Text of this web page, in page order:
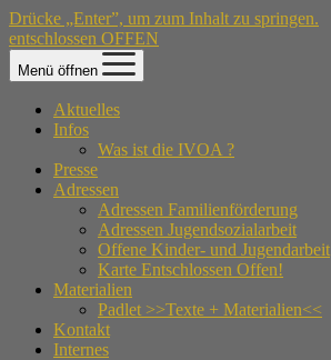
Drücke „Enter”, um zum Inhalt zu springen.
entschlossen OFFEN
Menü öffnen
Aktuelles
Infos
Was ist die IVOA ?
Presse
Adressen
Adressen Familienförderung
Adressen Jugendsozialarbeit
Offene Kinder- und Jugendarbeit
Karte Entschlossen Offen!
Materialien
Padlet >>Texte + Materialien<<
Kontakt
Internes